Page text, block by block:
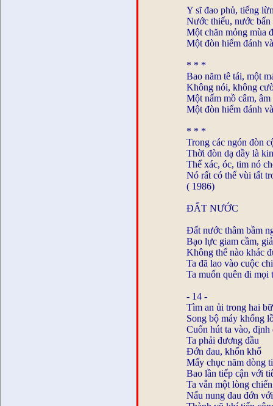
Y sĩ đao phủ, tiếng
Nước thiếu, nước bẩn
Một chăn mỏng mùa
Một đòn hiểm đánh
* * *
Bao năm tê tái, một
Không nói, không
Một nấm mồ câm,
Một đòn hiểm đánh
* * *
Trong các ngón đòn
Thời đòn dạ dầy là
Thể xác, óc, tim nó
Nó rất có thể vùi tất
( 1986)
ĐẤT NƯỚC
Đất nước thâm bầm
Bạo lực giam cầm,
Không thể nào khác
Ta đã lao vào cuộc
Ta muốn quên đi mọi
- 14 -
Tìm an ủi trong hai
Song bộ máy khổng
Cuốn hút ta vào, định
Ta phải đương đầu
Đớn đau, khốn khổ
Mấy chục năm dòng
Bao lần tiếp cận với
Ta vẫn một lòng
Nấu nung đau đớn